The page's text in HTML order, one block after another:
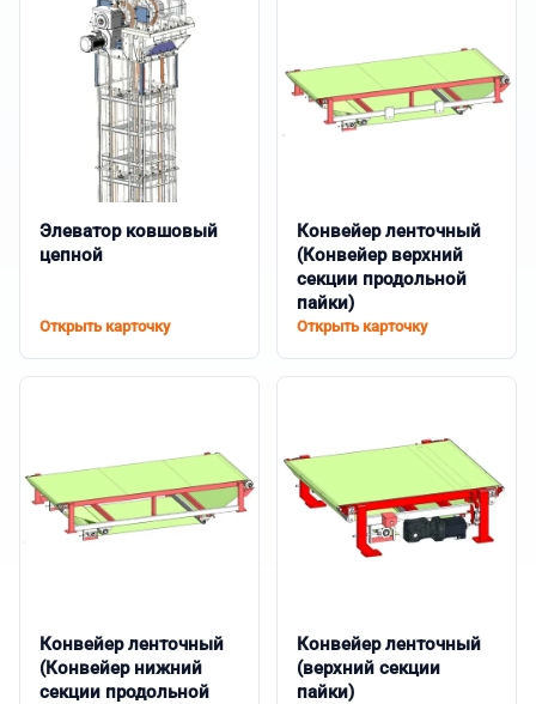
Элеватор ковшовый
цепной
Открыть карточку
Конвейер ленточный
(Конвейер верхний
секции продольной
пайки)
Открыть карточку
Конвейер ленточный
(Конвейер нижний
секции продольной
Конвейер ленточный
(верхний секции
пайки)